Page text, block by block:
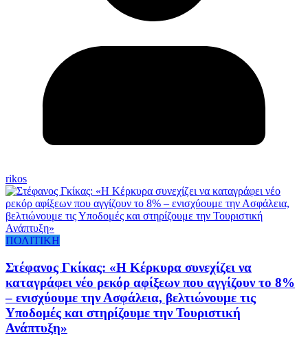
rikos
ΠΟΛΙΤΙΚΗ
Στέφανος Γκίκας: «Η Κέρκυρα συνεχίζει να
καταγράφει νέο ρεκόρ αφίξεων που αγγίζουν το 8%
– ενισχύουμε την Ασφάλεια, βελτιώνουμε τις
Υποδομές και στηρίζουμε την Τουριστική
Ανάπτυξη»